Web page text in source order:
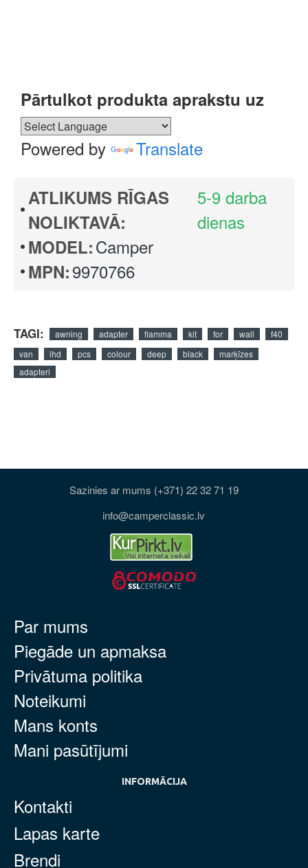
Pārtulkot produkta aprakstu uz
Powered by Translate
ATLIKUMS RĪGAS
NOLIKTAVĀ:
5-9 darba
dienas
MODEL:Camper
MPN:9970766
TAGI: awning adapter fiamma kit for wall
f40
van
lhd pcs colour deep black
marķīzes
adapteri
Sazinies ar mums (+371) 22 32 71 19
info@camperclassic.lv
Par mums
Piegāde un apmaksa
Privātuma politika
Noteikumi
Mans konts
Mani pasūtījumi
INFORMĀCIJA
Kontakti
Lapas karte
Brendi